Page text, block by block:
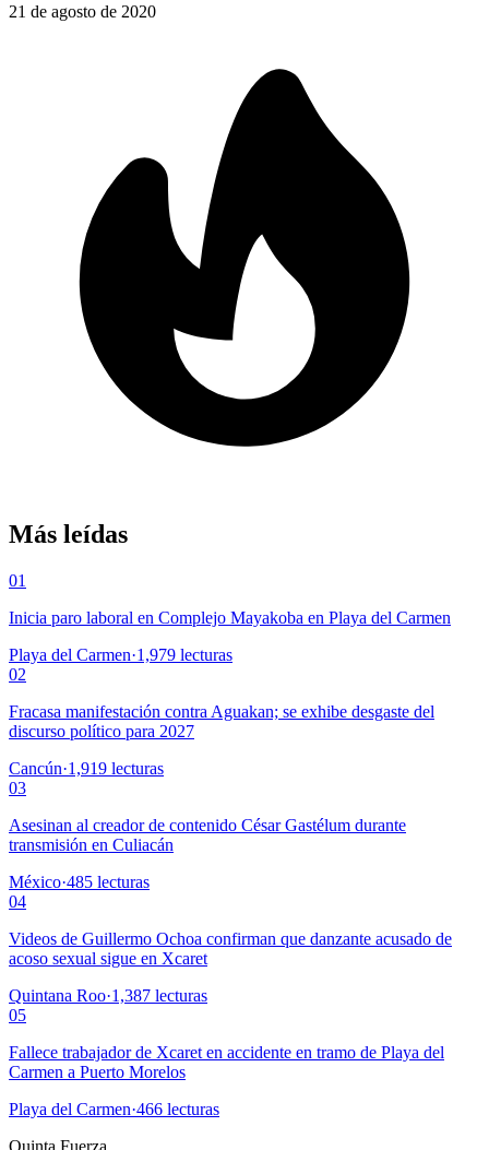
21 de agosto de 2020
Más leídas
01
Inicia paro laboral en Complejo Mayakoba en Playa del Carmen
Playa del Carmen·1,979 lecturas
02
Fracasa manifestación contra Aguakan; se exhibe desgaste del
discurso político para 2027
Cancún·1,919 lecturas
03
Asesinan al creador de contenido César Gastélum durante
transmisión en Culiacán
México·485 lecturas
04
Videos de Guillermo Ochoa confirman que danzante acusado de
acoso sexual sigue en Xcaret
Quintana Roo·1,387 lecturas
05
Fallece trabajador de Xcaret en accidente en tramo de Playa del
Carmen a Puerto Morelos
Playa del Carmen·466 lecturas
Quinta Fuerza